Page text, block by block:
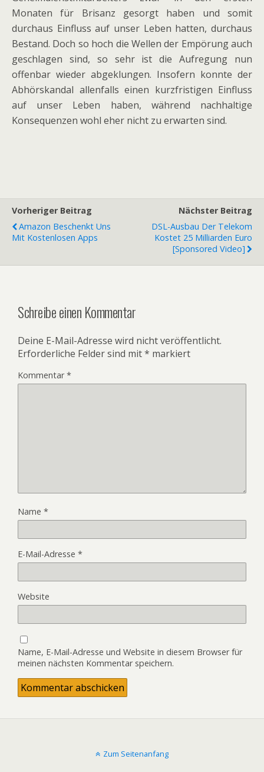
Monaten für Brisanz gesorgt haben und somit
durchaus Einfluss auf unser Leben hatten, durchaus
Bestand. Doch so hoch die Wellen der Empörung auch
geschlagen sind, so sehr ist die Aufregung nun
offenbar wieder abgeklungen. Insofern konnte der
Abhörskandal allenfalls einen kurzfristigen Einfluss
auf unser Leben haben, während nachhaltige
Konsequenzen wohl eher nicht zu erwarten sind.
Vorheriger Beitrag
Amazon Beschenkt Uns
Mit Kostenlosen Apps
Nächster Beitrag
DSL-Ausbau Der Telekom
Kostet 25 Milliarden Euro
[Sponsored Video]
Schreibe einen Kommentar
Deine E-Mail-Adresse wird nicht veröffentlicht.
Erforderliche Felder sind mit* markiert
Kommentar*
Name *
E-Mail-Adresse *
Website
Name, E-Mail-Adresse und Website in diesem Browser für
meinen nächsten Kommentar speichern.
Zum Seitenanfang